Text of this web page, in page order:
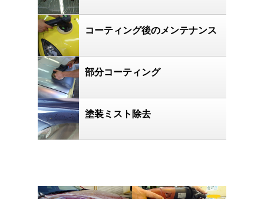
コーティング後のメンテナンス
部分コーティング
塗装ミスト除去